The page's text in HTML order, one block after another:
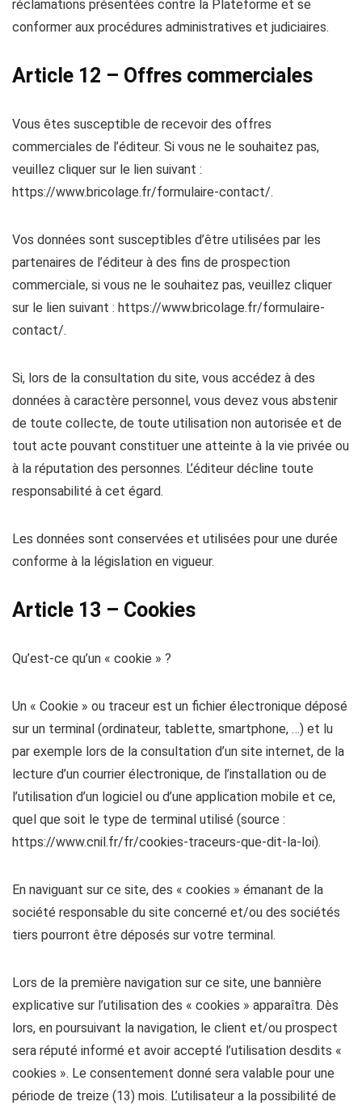
réclamations présentées contre la Plateforme et se
conformer aux procédures administratives et judiciaires.
Article 12 – Offres commerciales
Vous êtes susceptible de recevoir des offres
commerciales de l’éditeur. Si vous ne le souhaitez pas,
veuillez cliquer sur le lien suivant :
https://www.bricolage.fr/formulaire-contact/.
Vos données sont susceptibles d’être utilisées par les
partenaires de l’éditeur à des fins de prospection
commerciale, si vous ne le souhaitez pas, veuillez cliquer
sur le lien suivant : https://www.bricolage.fr/formulaire-
contact/.
Si, lors de la consultation du site, vous accédez à des
données à caractère personnel, vous devez vous abstenir
de toute collecte, de toute utilisation non autorisée et de
tout acte pouvant constituer une atteinte à la vie privée ou
à la réputation des personnes. L’éditeur décline toute
responsabilité à cet égard.
Les données sont conservées et utilisées pour une durée
conforme à la législation en vigueur.
Article 13 – Cookies
Qu’est-ce qu’un « cookie » ?
Un « Cookie » ou traceur est un fichier électronique déposé
sur un terminal (ordinateur, tablette, smartphone, …) et lu
par exemple lors de la consultation d’un site internet, de la
lecture d’un courrier électronique, de l’installation ou de
l’utilisation d’un logiciel ou d’une application mobile et ce,
quel que soit le type de terminal utilisé (source :
https://www.cnil.fr/fr/cookies-traceurs-que-dit-la-loi).
En naviguant sur ce site, des « cookies » émanant de la
société responsable du site concerné et/ou des sociétés
tiers pourront être déposés sur votre terminal.
Lors de la première navigation sur ce site, une bannière
explicative sur l’utilisation des « cookies » apparaîtra. Dès
lors, en poursuivant la navigation, le client et/ou prospect
sera réputé informé et avoir accepté l’utilisation desdits «
cookies ». Le consentement donné sera valable pour une
période de treize (13) mois. L’utilisateur a la possibilité de